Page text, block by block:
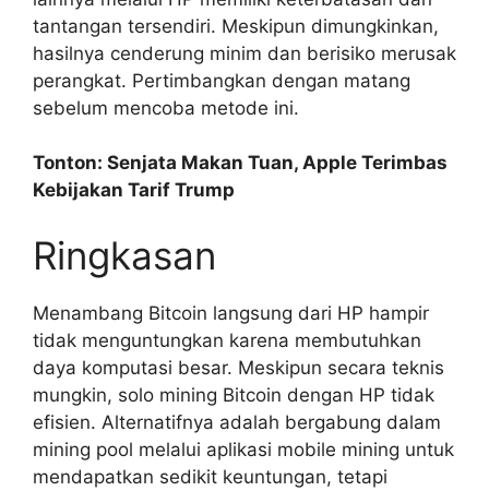
tantangan tersendiri. Meskipun dimungkinkan,
hasilnya cenderung minim dan berisiko merusak
perangkat. Pertimbangkan dengan matang
sebelum mencoba metode ini.
Tonton: Senjata Makan Tuan, Apple Terimbas
Kebijakan Tarif Trump
Ringkasan
Menambang Bitcoin langsung dari HP hampir
tidak menguntungkan karena membutuhkan
daya komputasi besar. Meskipun secara teknis
mungkin, solo mining Bitcoin dengan HP tidak
efisien. Alternatifnya adalah bergabung dalam
mining pool melalui aplikasi mobile mining untuk
mendapatkan sedikit keuntungan, tetapi